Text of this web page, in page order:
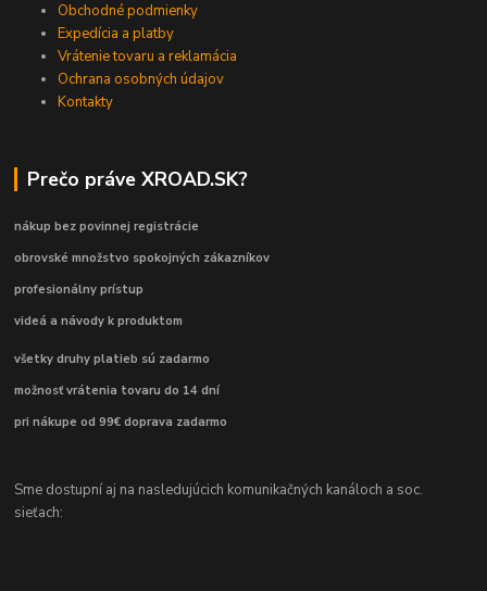
Obchodné podmienky
Expedícia a platby
Vrátenie tovaru a reklamácia
Ochrana osobných údajov
Kontakty
Prečo práve XROAD.SK?
nákup bez povinnej registrácie
obrovské množstvo spokojných zákazníkov
profesionálny prístup
videá a návody k produktom
všetky druhy platieb sú zadarmo
možnosť vrátenia tovaru do 14 dní
pri nákupe od 99€ doprava zadarmo
Sme dostupní aj na nasledujúcich komunikačných kanáloch a soc.
sieťach: